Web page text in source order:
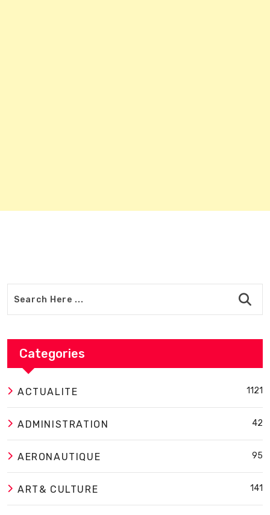
Categories
ACTUALITE 1121
ADMINISTRATION 42
AERONAUTIQUE 95
ART& CULTURE 141